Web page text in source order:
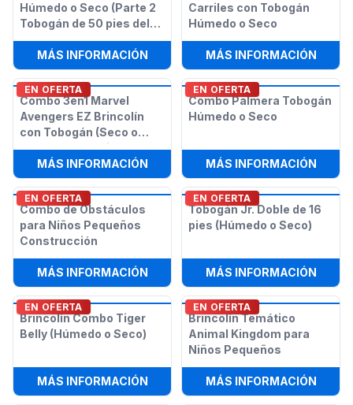
Húmedo o Seco (Parte 2
Tobogán de 50 pies del
Curso de Obstáculos
Star Wars)
MÁS INFORMACIÓN: STAR WARS TOBOGÁN HÚMEDO
Carriles con Tobogán
Húmedo o Seco
MÁS INFORMACIÓN:
EN OFERTA
Combo 3en1 Marvel
Avengers EZ Brincolín
con Tobogán (Seco o
Húmedo/Acuático)
MÁS INFORMACIÓN: COMBO 3EN1 MARVEL
EN OFERTA
Combo Palmera Tobogán
Húmedo o Seco
MÁS INFORMACIÓN:
EN OFERTA
Combo de Obstáculos
para Niños Pequeños
Construcción
MÁS INFORMACIÓN: COMBO DE OBSTÁCULOS PARA
EN OFERTA
Tobogán Jr. Doble de 16
pies (Húmedo o Seco)
MÁS INFORMACIÓN:
EN OFERTA
Brincolín Combo Tiger
Belly (Húmedo o Seco)
MÁS INFORMACIÓN: BRINCOLÍN COMBO TIGER BELLY
EN OFERTA
Brincolín Temático
Animal Kingdom para
Niños Pequeños
MÁS INFORMACIÓN: